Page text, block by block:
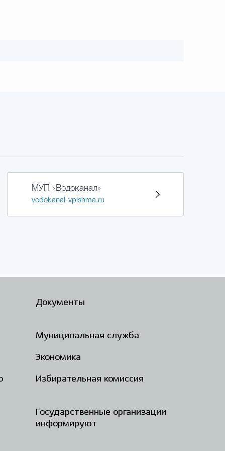
МУП «Водоканал»
vodokanal-vpishma.ru
Документы
Муниципальная служба
Экономика
Избирательная комиссия
Государственные организации
информируют